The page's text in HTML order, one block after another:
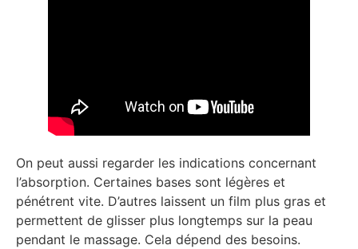
On peut aussi regarder les indications concernant
l’absorption. Certaines bases sont légères et
pénétrent vite. D’autres laissent un film plus gras et
permettent de glisser plus longtemps sur la peau
pendant le massage. Cela dépend des besoins.